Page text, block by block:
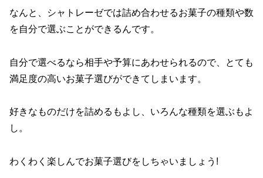
なんと、シャトレーゼでは詰め合わせるお菓子の種類や数
を自分で選ぶことができるんです。
自分で選べるなら相手や予算にあわせられるので、とても
満足度の高いお菓子選びができてしまいます。
好きなものだけを詰めるもよし、いろんな種類を選ぶもよ
し。
わくわく楽しんでお菓子選びをしちゃいましょう!